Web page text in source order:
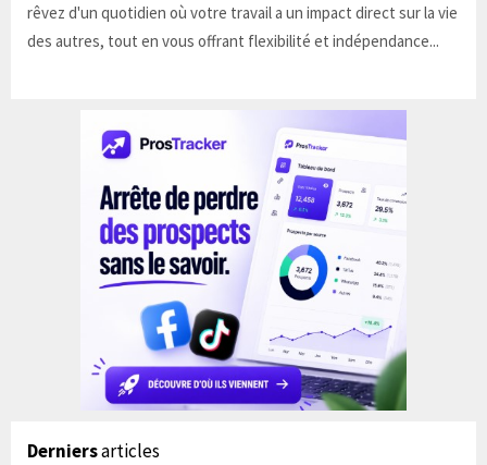
rêvez d'un quotidien où votre travail a un impact direct sur la vie
des autres, tout en vous offrant flexibilité et indépendance...
Derniersarticles